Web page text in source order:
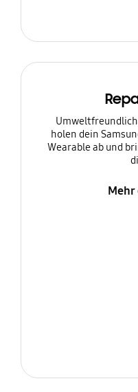
holen dein
Wearable ab und